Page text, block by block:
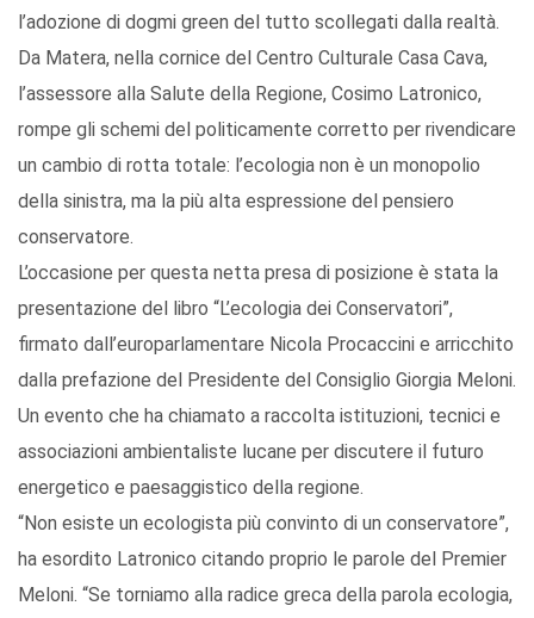
l’adozione di dogmi green del tutto scollegati dalla realtà.
Da Matera, nella cornice del Centro Culturale Casa Cava,
l’assessore alla Salute della Regione, Cosimo Latronico,
rompe gli schemi del politicamente corretto per rivendicare
un cambio di rotta totale: l’ecologia non è un monopolio
della sinistra, ma la più alta espressione del pensiero
conservatore.
L’occasione per questa netta presa di posizione è stata la
presentazione del libro “L’ecologia dei Conservatori”,
firmato dall’europarlamentare Nicola Procaccini e arricchito
dalla prefazione del Presidente del Consiglio Giorgia Meloni.
Un evento che ha chiamato a raccolta istituzioni, tecnici e
associazioni ambientaliste lucane per discutere il futuro
energetico e paesaggistico della regione.
“Non esiste un ecologista più convinto di un conservatore”,
ha esordito Latronico citando proprio le parole del Premier
Meloni. “Se torniamo alla radice greca della parola ecologia,